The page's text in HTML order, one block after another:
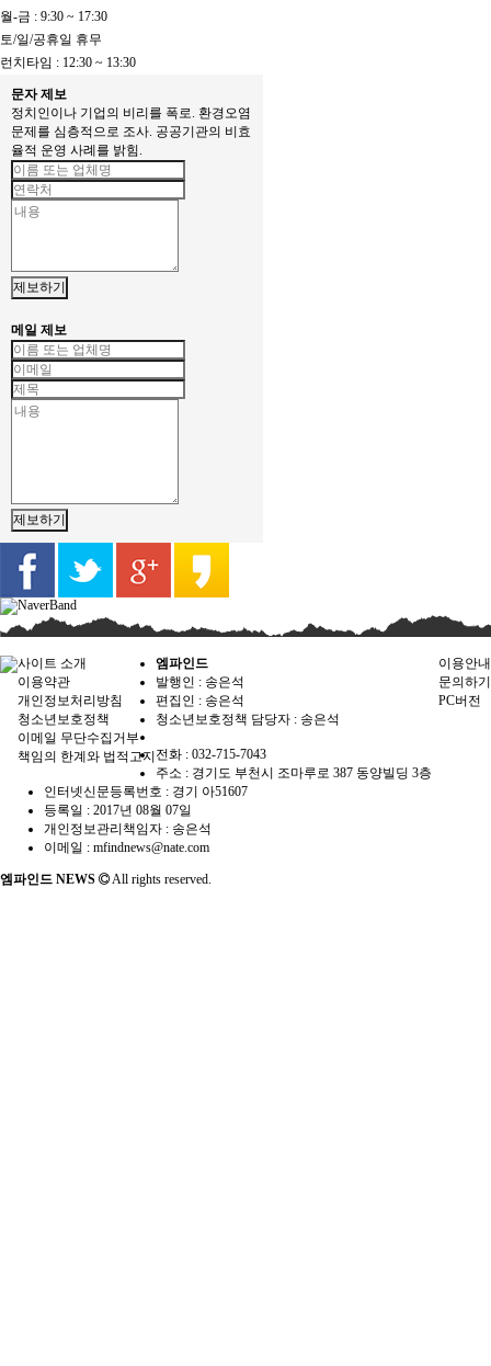
월-금 : 9:30 ~ 17:30
토/일/공휴일 휴무
런치타임 : 12:30 ~ 13:30
문자 제보
정치인이나 기업의 비리를 폭로. 환경오염
문제를 심층적으로 조사. 공공기관의 비효
율적 운영 사례를 밝힘.
제보하기
메일 제보
제보하기
사이트 소개
이용약관
개인정보처리방침
청소년보호정책
이메일 무단수집거부
책임의 한계와 법적고지
이용안내
문의하기
PC버전
엠파인드
발행인 : 송은석
편집인 : 송은석
청소년보호정책 담당자 : 송은석
전화 : 032-715-7043
주소 : 경기도 부천시 조마루로 387 동양빌딩 3층
인터넷신문등록번호 : 경기 아51607
등록일 : 2017년 08월 07일
개인정보관리책임자 : 송은석
이메일 : mfindnews@nate.com
엠파인드 NEWS All rights reserved.